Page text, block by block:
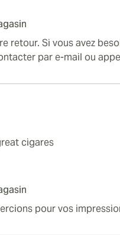
retour. Si vous avez
par e-mail ou
cigares
pour vos